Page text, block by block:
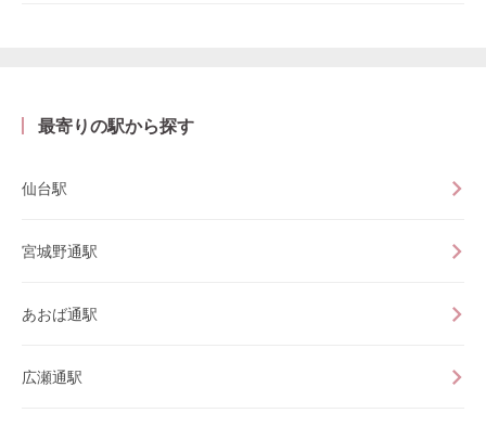
最寄りの駅から探す
仙台駅
宮城野通駅
あおば通駅
広瀬通駅